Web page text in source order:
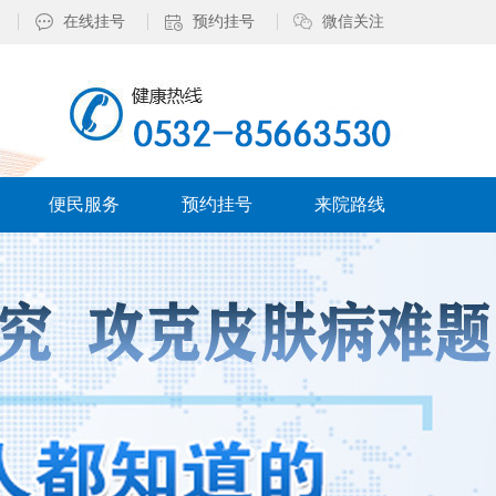
在线挂号 预约挂号 微信关注
便民服务 预约挂号 来院路线